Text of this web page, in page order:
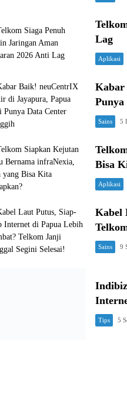
Lag
Aplikasi
Kabar
Punya
Sains 5
Bisa
Aplikasi
Kabel
Sains 9